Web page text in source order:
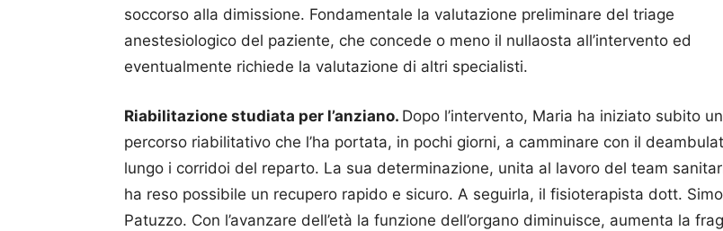
soccorso alla dimissione. Fondamentale la valutazione preliminare del triage
anestesiologico del paziente, che concede o meno il nullaosta all’intervento ed
eventualmente richiede la valutazione di altri specialisti.
Riabilitazione studiata per l’anziano. Dopo l’intervento, Maria ha iniziato subito un
percorso riabilitativo che l’ha portata, in pochi giorni, a camminare con il
lungo i corridoi del reparto. La sua determinazione, unita al lavoro del team
ha reso possibile un recupero rapido e sicuro. A seguirla, il fisioterapista dott.
Patuzzo. Con l’avanzare dell’età la funzione dell’organo diminuisce, aumenta la